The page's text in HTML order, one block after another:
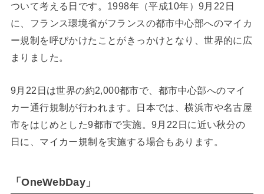
ついて考える日です。1998年（平成10年）9月22日
に、フランス環境省がフランスの都市中心部へのマイカ
ー規制を呼びかけたことがきっかけとなり、世界的に広
まりました。
9月22日は世界の約2,000都市で、都市中心部へのマイ
カー通行規制が行われます。日本では、横浜市や名古屋
市をはじめとした9都市で実施。9月22日に近い秋分の
日に、マイカー規制を実施する場合もあります。
「OneWebDay」